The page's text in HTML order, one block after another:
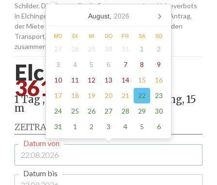
Schilder. Die Kosten für die Beantragung eines Halteverbots
in Elchingen setzen sich aus den Gebühren für den Antrag,
der Miete für die Schilder sowie einer Pauschale für den
Transport, das Aufstellen und Abholen der Schilder
zusammen.
Elchingen -
361.11
1 Tag , Stellung gemäß Anordnung, 15
m
ZEITRAUM
Datum von
Datum bis
August, 2026
MO DI MI DO FR SA SO
27 28 29 30 31 1
2
3
4 5 6 7 8
9
10
11 12 13 14 15
16
17
18 19 20 21 22
23
24
25 26 27 28 29
30
31
1 2 3 4 5 6